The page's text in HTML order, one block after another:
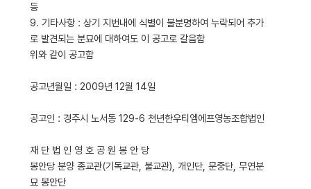
등
9. 기타사항 : 상기 지번내에 식별이 불분명하여 누락되어 추가
로 발견되는 분묘에 대하여도 이 공고로 갈음함
위와 같이 공고함
공고년월일 : 2009년 12월 14일
공고인 : 경주시 노서동 129-6 천년한우티엠에프영농조합법인
재 단 법 인 영 호 공 원 봉 안 당
봉안당 분양 종교관(기독교관, 불교관), 개인단, 문중단, 무연분
묘 봉안단